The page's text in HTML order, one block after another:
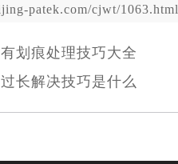
patek.com/cjwt/1063.html
划痕处理技巧大全
长解决技巧是什么